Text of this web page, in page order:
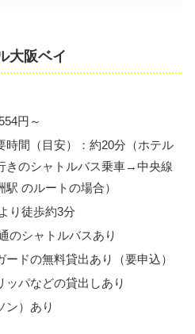
大阪ベイ
円～
時間（目安）：約20分（ホテル
きのシャトルバス乗車→中央線
のルートの場合）
り徒歩約3分
のシャトルバスあり
ドの無料貸出あり（要申込）
ッパなどの貸出しあり
ン）あり